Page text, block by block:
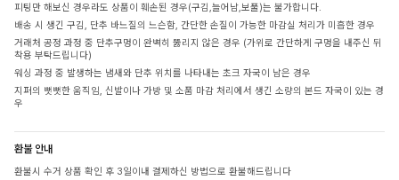
피팅만 해보신 경우라도 상품이 훼손된 경우(구김,늘어남,보풀)는 불가합니다.
배송 시 생긴 구김, 단추 바느질의 느슨함, 간단한 손질이 가능한 마감실 처리가 미흡한 경우
거래처 공정 과정 중 단추구멍이 완벽히 뚫리지 않은 경우 (가위로 간단하게 구멍을 내주신 뒤
착용 부탁드립니다)
워싱 과정 중 발생하는 냄새와 단추 위치를 나타내는 초크 자국이 남은 경우
지퍼의 뻣뻣한 움직임, 신발이나 가방 및 소품 마감 처리에서 생긴 소량의 본드 자국이 있는 경
우
환불 안내
환불시 수거 상품 확인 후 3일이내 결제하신 방법으로 환불해드립니다